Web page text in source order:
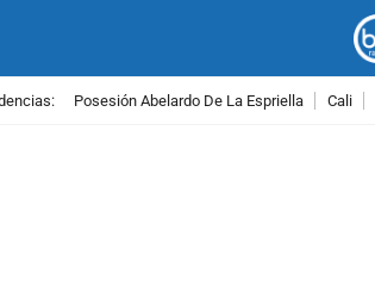
Posesión Abelardo De La Espriella Cali